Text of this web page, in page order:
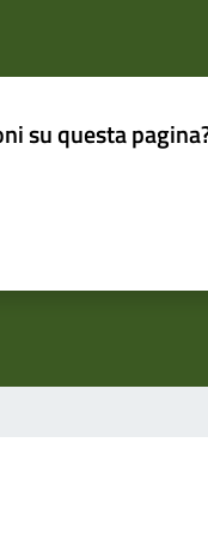
su questa